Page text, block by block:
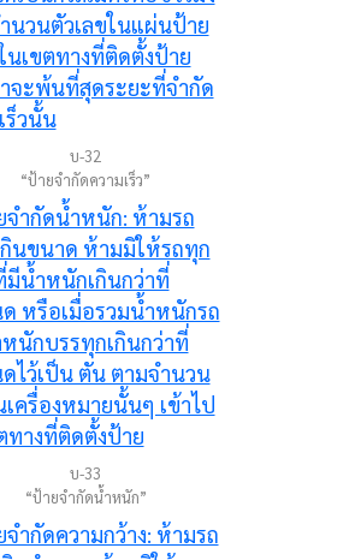
บ-32
“ป้ายจำกัดความเร็ว”
บ-33
“ป้ายจำกัดน้ำหนัก”